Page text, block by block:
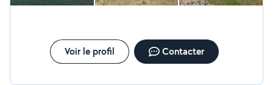
Voir le profil Contacter